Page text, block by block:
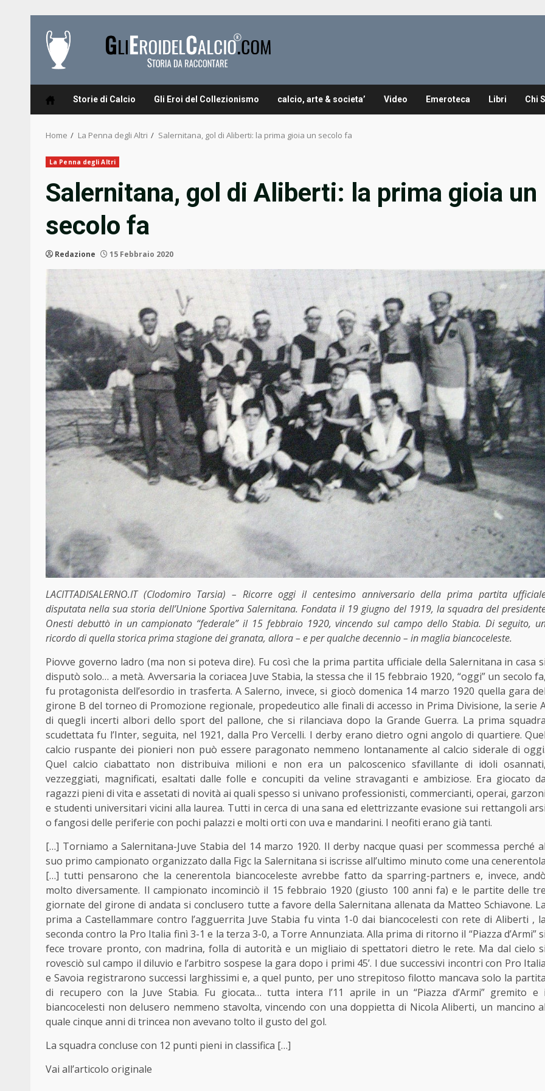
content
Storie di Calcio Gli Eroi del Collezionismo calcio, arte & societa’ Video Emeroteca Libri Chi
Home La Penna degli Altri Salernitana, gol di Aliberti: la prima gioia un secolo fa
La Penna degli Altri
Salernitana, gol di Aliberti: la prima gioia un
secolo fa
Redazione 15 Febbraio 2020
LACITTADISALERNO.IT (Clodomiro Tarsia) – Ricorre oggi il centesimo anniversario della prima partita
disputata nella sua storia dell’Unione Sportiva Salernitana. Fondata il 19 giugno del 1919, la squadra del
Onesti debuttò in un campionato “federale” il 15 febbraio 1920, vincendo sul campo dello Stabia. Di seguito,
ricordo di quella storica prima stagione dei granata, allora – e per qualche decennio – in maglia biancoceleste.
Piovve governo ladro (ma non si poteva dire). Fu così che la prima partita ufficiale della Salernitana in casa si
disputò solo… a metà. Avversaria la coriacea Juve Stabia, la stessa che il 15 febbraio 1920, “oggi” un secolo fa,
fu protagonista dell’esordio in trasferta. A Salerno, invece, si giocò domenica 14 marzo 1920 quella gara del
girone B del torneo di Promozione regionale, propedeutico alle finali di accesso in Prima Divisione, la serie
di quegli incerti albori dello sport del pallone, che si rilanciava dopo la Grande Guerra. La prima squadra
scudettata fu l’Inter, seguita, nel 1921, dalla Pro Vercelli. I derby erano dietro ogni angolo di quartiere. Quel
calcio ruspante dei pionieri non può essere paragonato nemmeno lontanamente al calcio siderale di oggi.
Quel calcio ciabattato non distribuiva milioni e non era un palcoscenico sfavillante di idoli osannati,
vezzeggiati, magnificati, esaltati dalle folle e concupiti da veline stravaganti e ambiziose. Era giocato da
ragazzi pieni di vita e assetati di novità ai quali spesso si univano professionisti, commercianti, operai, garzoni
e studenti universitari vicini alla laurea. Tutti in cerca di una sana ed elettrizzante evasione sui rettangoli arsi
o fangosi delle periferie con pochi palazzi e molti orti con uva e mandarini. I neofiti erano già tanti.
[…] Torniamo a Salernitana-Juve Stabia del 14 marzo 1920. Il derby nacque quasi per scommessa perché al
suo primo campionato organizzato dalla Figc la Salernitana si iscrisse all’ultimo minuto come una cenerentola
[…] tutti pensarono che la cenerentola biancoceleste avrebbe fatto da sparring-partners e, invece, andò
molto diversamente. Il campionato incominciò il 15 febbraio 1920 (giusto 100 anni fa) e le partite delle tre
giornate del girone di andata si conclusero tutte a favore della Salernitana allenata da Matteo Schiavone. La
prima a Castellammare contro l’agguerrita Juve Stabia fu vinta 1-0 dai biancocelesti con rete di Aliberti , la
seconda contro la Pro Italia finì 3-1 e la terza 3-0, a Torre Annunziata. Alla prima di ritorno il “Piazza d’Armi” si
fece trovare pronto, con madrina, folla di autorità e un migliaio di spettatori dietro le rete. Ma dal cielo si
rovesciò sul campo il diluvio e l’arbitro sospese la gara dopo i primi 45’. I due successivi incontri con Pro Italia
e Savoia registrarono successi larghissimi e, a quel punto, per uno strepitoso filotto mancava solo la partita
di recupero con la Juve Stabia. Fu giocata… tutta intera l’11 aprile in un “Piazza d’Armi” gremito e i
biancocelesti non delusero nemmeno stavolta, vincendo con una doppietta di Nicola Aliberti, un mancino al
quale cinque anni di trincea non avevano tolto il gusto del gol.
La squadra concluse con 12 punti pieni in classifica […]
Vai all’articolo originale